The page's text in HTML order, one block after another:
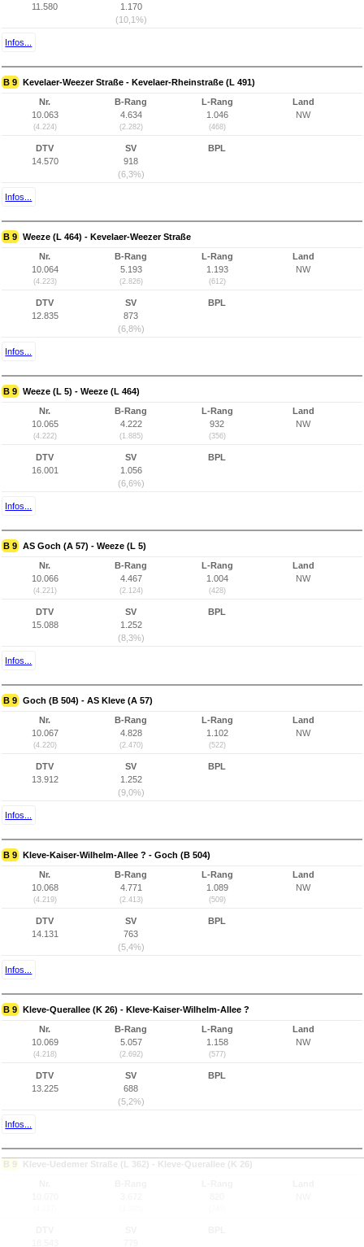
11.580
1.170
(10,1%)
Infos...
B 9 Kevelaer-Weezer Straße - Kevelaer-Rheinstraße (L 491)
Nr.
10.063
(4.224)
B-Rang
4.634
(2.282)
L-Rang
1.046
(468)
Land
NW
DTV
14.570
SV
918
(6,3%)
BPL
Infos...
B 9 Weeze (L 464) - Kevelaer-Weezer Straße
Nr.
10.064
(4.223)
B-Rang
5.193
(2.826)
L-Rang
1.193
(612)
Land
NW
DTV
12.835
SV
873
(6,8%)
BPL
Infos...
B 9 Weeze (L 5) - Weeze (L 464)
Nr.
10.065
(4.222)
B-Rang
4.222
(1.885)
L-Rang
932
(356)
Land
NW
DTV
16.001
SV
1.056
(6,6%)
BPL
Infos...
B 9 AS Goch (A 57) - Weeze (L 5)
Nr.
10.066
(4.221)
B-Rang
4.467
(2.124)
L-Rang
1.004
(428)
Land
NW
DTV
15.088
SV
1.252
(8,3%)
BPL
Infos...
B 9 Goch (B 504) - AS Kleve (A 57)
Nr.
10.067
(4.220)
B-Rang
4.828
(2.470)
L-Rang
1.102
(522)
Land
NW
DTV
13.912
SV
1.252
(9,0%)
BPL
Infos...
B 9 Kleve-Kaiser-Wilhelm-Allee ? - Goch (B 504)
Nr.
10.068
(4.219)
B-Rang
4.771
(2.413)
L-Rang
1.089
(509)
Land
NW
DTV
14.131
SV
763
(5,4%)
BPL
Infos...
B 9 Kleve-Querallee (K 26) - Kleve-Kaiser-Wilhelm-Allee ?
Nr.
10.069
(4.218)
B-Rang
5.057
(2.692)
L-Rang
1.158
(577)
Land
NW
DTV
13.225
SV
688
(5,2%)
BPL
Infos...
B 9 Kleve-Uedemer Straße (L 362) - Kleve-Querallee (K 26)